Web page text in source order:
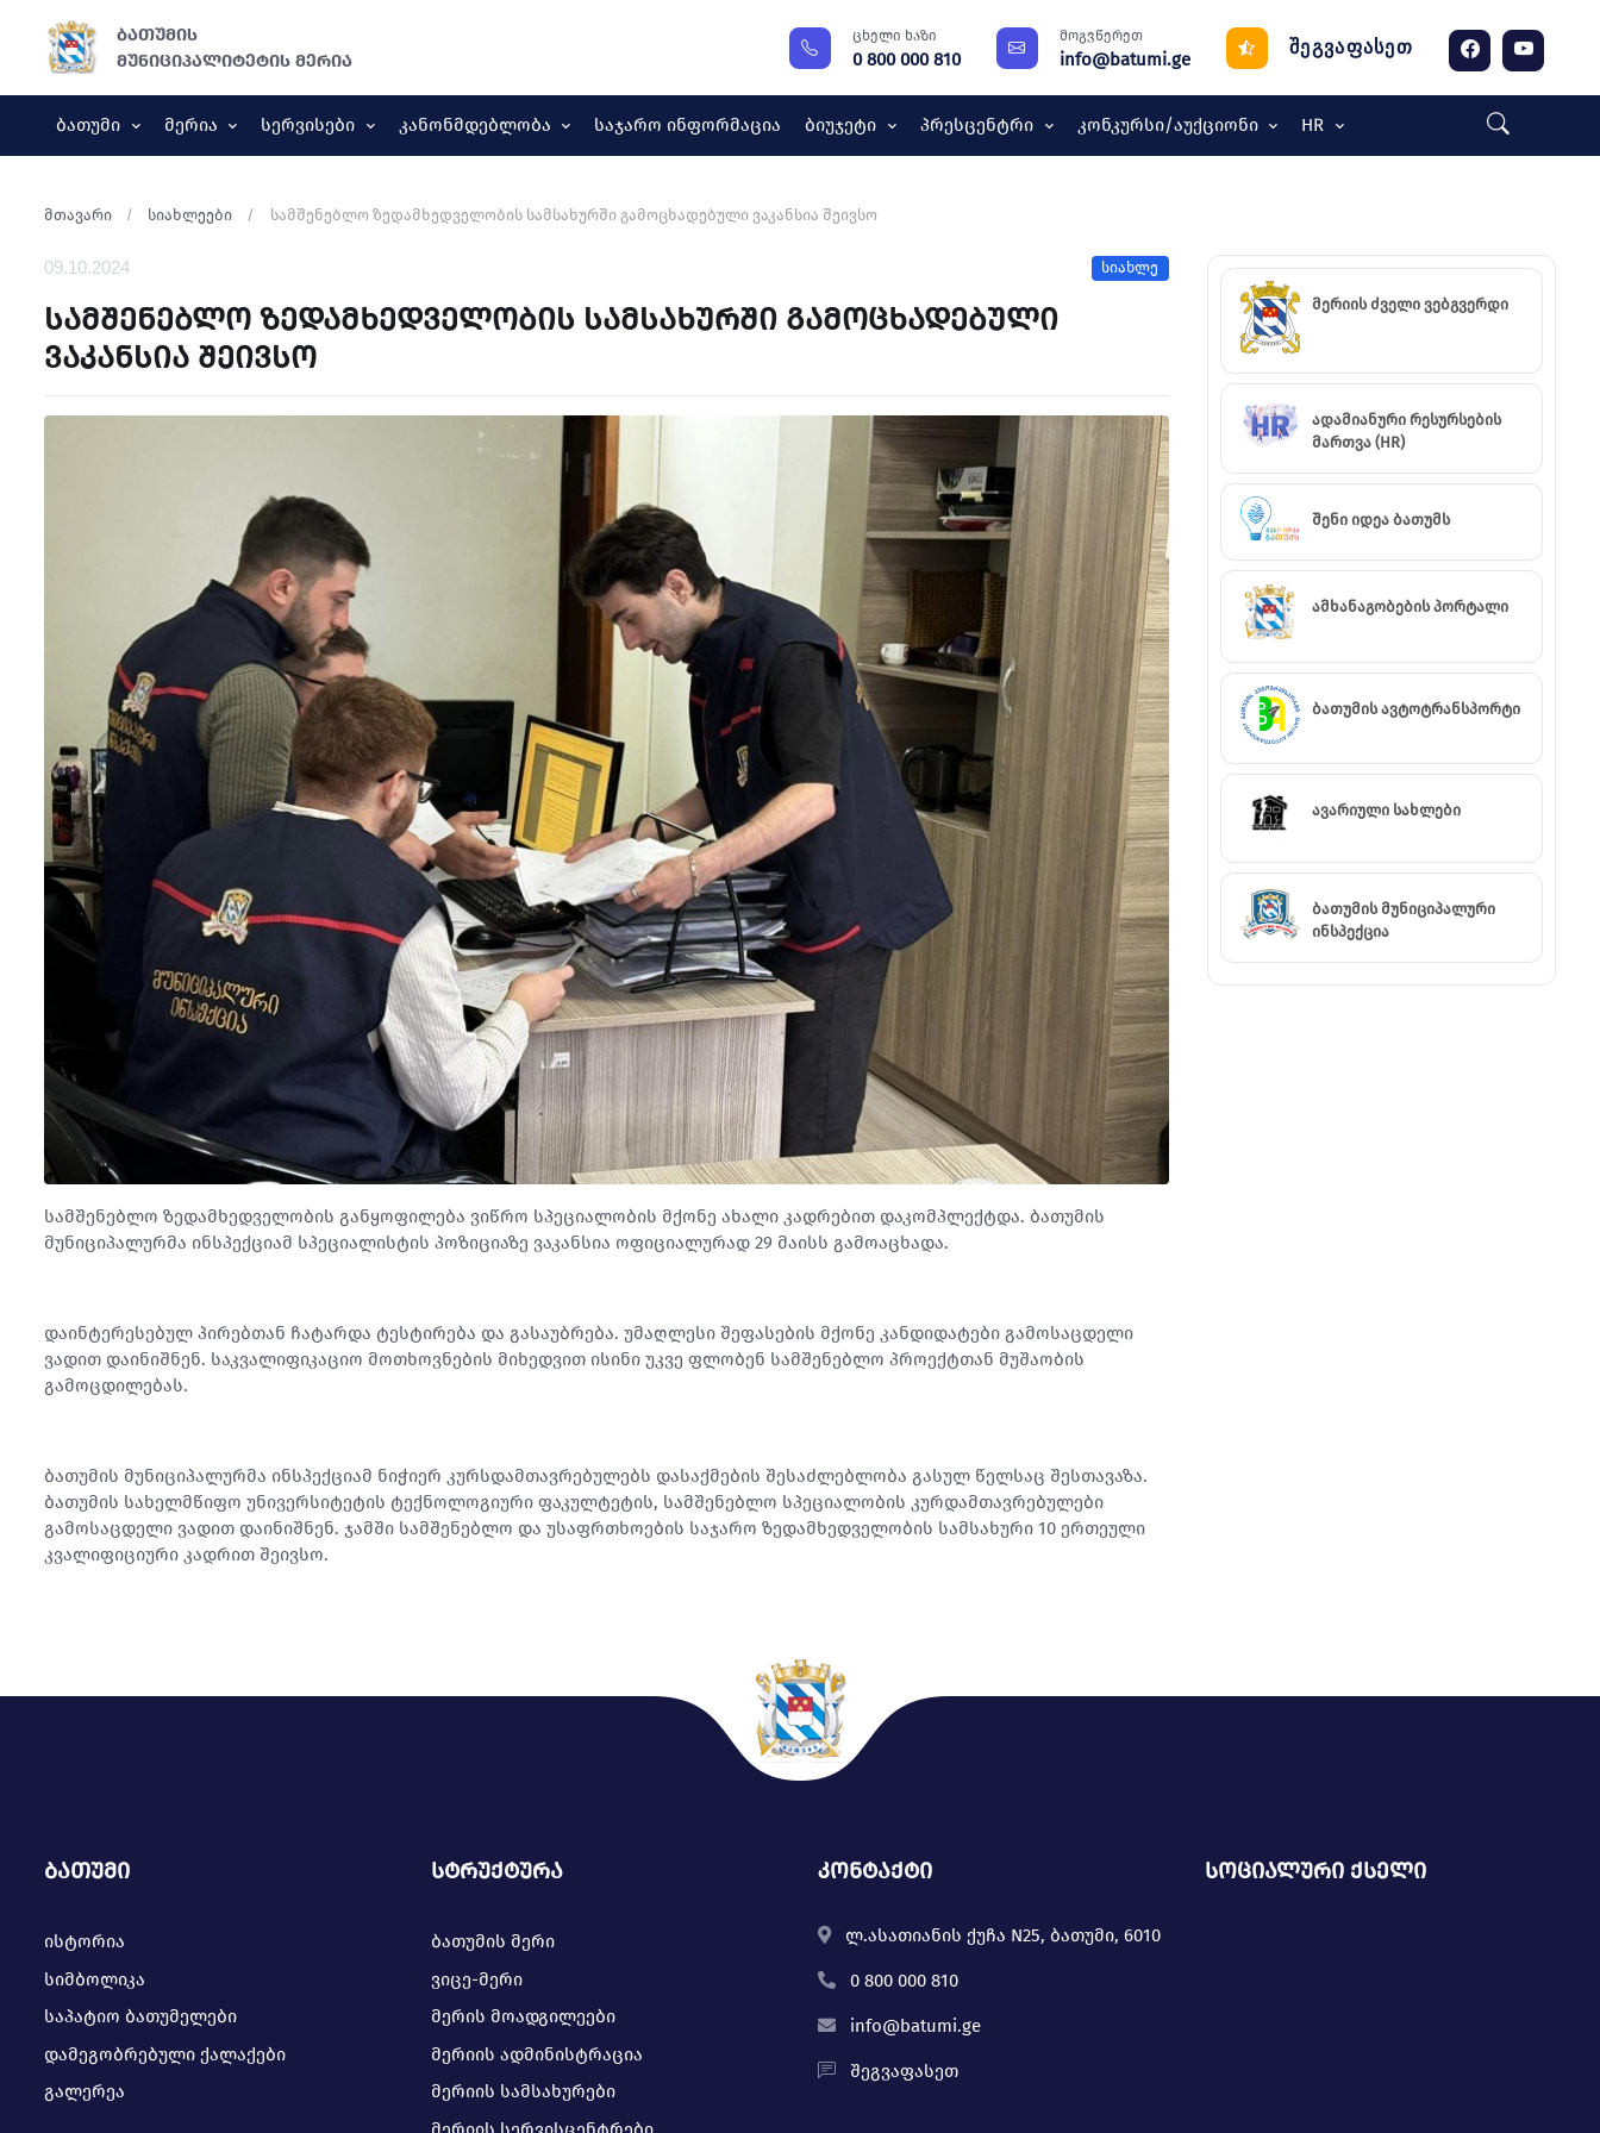
ბათუმის
მუნიციპალიტეტის მერია
ცხელი ხაზი
0 800 000 810
მოგვწერეთ
info@batumi.ge
შეგვაფასეთ
Ბათუმი Მერია Სერვისები Კანონმდებლობა Საჯარო Ინფორმაცია Ბიუჯეტი Პრესცენტრი Კონკურსი/აუქციონი HR
მთავარი სიახლეები სამშენებლო ზედამხედველობის სამსახურში გამოცხადებული ვაკანსია შეივსო
09.10.2024 სიახლე
სამშენებლო ზედამხედველობის სამსახურში გამოცხადებული
ვაკანსია შეივსო
სამშენებლო ზედამხედველობის განყოფილება ვიწრო სპეციალობის მქონე ახალი კადრებით დაკომპლექტდა. ბათუმის
მუნიციპალურმა ინსპექციამ სპეციალისტის პოზიციაზე ვაკანსია ოფიციალურად 29 მაისს გამოაცხადა.
დაინტერესებულ პირებთან ჩატარდა ტესტირება და გასაუბრება. უმაღლესი შეფასების მქონე კანდიდატები გამოსაცდელი
ვადით დაინიშნენ. საკვალიფიკაციო მოთხოვნების მიხედვით ისინი უკვე ფლობენ სამშენებლო პროექტთან მუშაობის
გამოცდილებას.
ბათუმის მუნიციპალურმა ინსპექციამ ნიჭიერ კურსდამთავრებულებს დასაქმების შესაძლებლობა გასულ წელსაც შესთავაზა.
ბათუმის სახელმწიფო უნივერსიტეტის ტექნოლოგიური ფაკულტეტის, სამშენებლო სპეციალობის კურდამთავრებულები
გამოსაცდელი ვადით დაინიშნენ. ჯამში სამშენებლო და უსაფრთხოების საჯარო ზედამხედველობის სამსახური 10 ერთეული
კვალიფიციური კადრით შეივსო.
მერიის ძველი ვებგვერდი
ადამიანური რესურსების
მართვა (HR)
შენი იდეა ბათუმს
ამხანაგობების პორტალი
ბათუმის ავტოტრანსპორტი
ავარიული სახლები
ბათუმის მუნიციპალური
ინსპექცია
ბათუმი
ისტორია
სიმბოლიკა
საპატიო ბათუმელები
დამეგობრებული ქალაქები
გალერეა
სტრუქტურა
ბათუმის მერი
ვიცე-მერი
მერის მოადგილეები
მერიის ადმინისტრაცია
მერიის სამსახურები
კონტაქტი
ლ.ასათიანის ქუჩა N25, ბათუმი, 6010
0 800 000 810
info@batumi.ge
შეგვაფასეთ
სოციალური ქსელი